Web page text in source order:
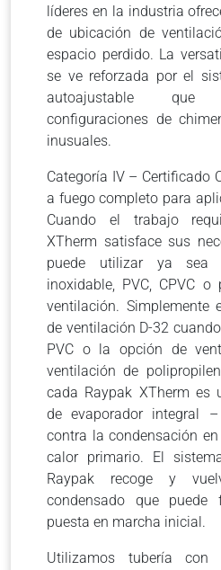
líderes en la industria
de ubicación de
espacio perdido. La
se ve reforzada por el
autoajustable
configuraciones de
inusuales.
Categoría IV – Certificado
a fuego completo para
Cuando el trabajo
XTherm satisface sus
puede utilizar ya sea
inoxidable, PVC, CPVC
ventilación. Simplemente
de ventilación D-32
PVC o la opción de
ventilación de
cada Raypak XTherm es
de evaporador integral
contra la condensación
calor primario. El
Raypak recoge y
condensado que puede
puesta en marcha inicial.
Utilizamos tubería con